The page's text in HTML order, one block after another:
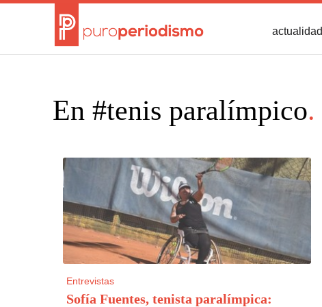
actualidad
En #tenis paralímpico.
Entrevistas
Sofía Fuentes, tenista paralímpica: